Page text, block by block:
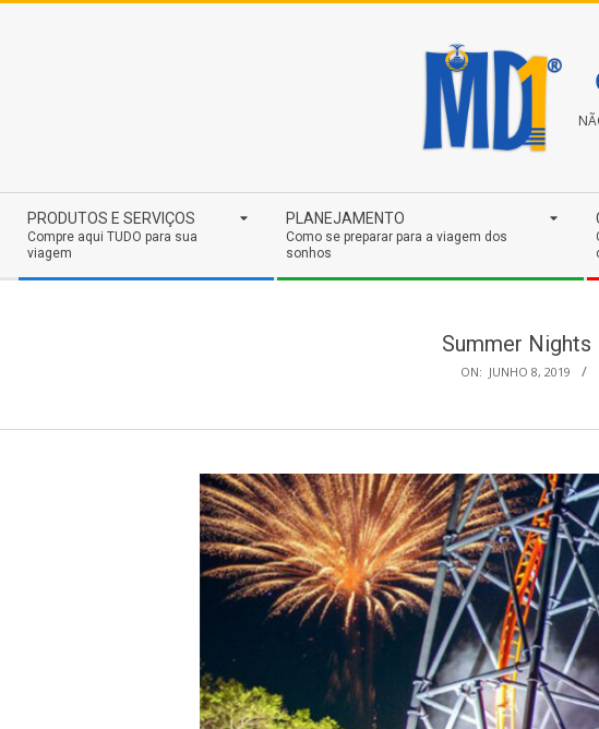
Navigation
Menu
PRODUTOS E SERVIÇOS
Compre aqui TUDO para sua
viagem
PLANEJAMENTO
Como se preparar para a viagem dos
sonhos
Summer Nights
ON: JUNHO 8, 2019